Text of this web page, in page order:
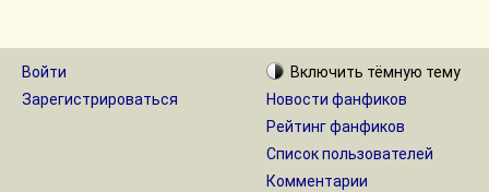
Войти
Зарегистрироваться
Включить тёмную тему
Новости фанфиков
Рейтинг фанфиков
Список пользователей
Комментарии